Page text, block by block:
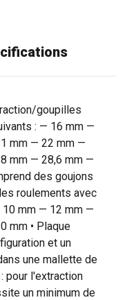
goupilles
: — 16 mm —
mm — 22 mm —
mm — 28,6 mm —
des goujons
roulements avec
mm — 12 mm —
mm • Plaque
et un
une mallette de
pour l'extraction
un minimum de